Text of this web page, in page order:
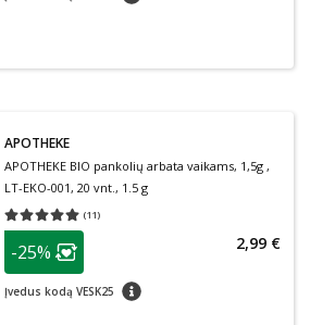
APOTHEKE
APOTHEKE BIO pankolių arbata vaikams, 1,5g ,
LT-EKO-001, 20 vnt., 1.5 g
(11)
Vidutinis įvertinimas 5.00
patarimas
Lojalumo klubo narių nuolaida
-25%
Įvedus kodą VESK25 patarimas
2,99 €